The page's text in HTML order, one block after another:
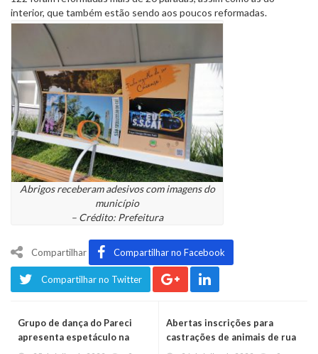
interior, que também estão sendo aos poucos reformadas.
Abrigos receberam adesivos com imagens do
município
– Crédito: Prefeitura
Compartilhar Compartilhar no Facebook
Compartilhar no Twitter
Grupo de dança do Pareci
apresenta espetáculo na
Disney
Abertas inscrições para
castrações de animais de rua